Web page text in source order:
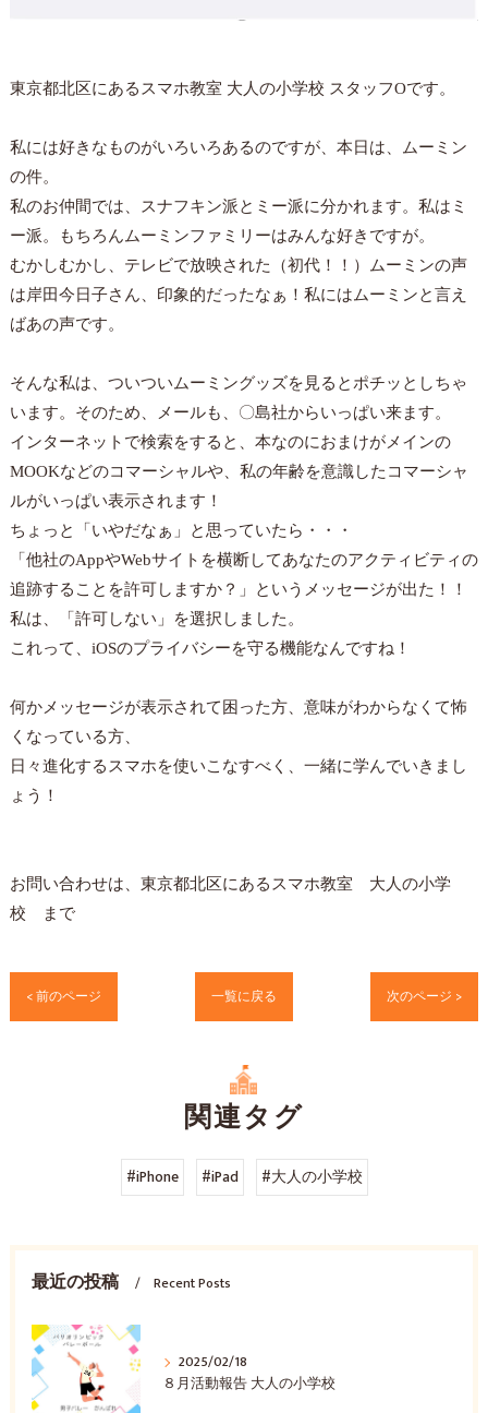
東京都北区にあるスマホ教室 大人の小学校 スタッフOです。
私には好きなものがいろいろあるのですが、本日は、ムーミン
の件。
私のお仲間では、スナフキン派とミー派に分かれます。私はミ
ー派。もちろんムーミンファミリーはみんな好きですが。
むかしむかし、テレビで放映された（初代！！）ムーミンの声
は岸田今日子さん、印象的だったなぁ！私にはムーミンと言え
ばあの声です。
そんな私は、ついついムーミングッズを見るとポチッとしちゃ
います。そのため、メールも、〇島社からいっぱい来ます。
インターネットで検索をすると、本なのにおまけがメインの
MOOKなどのコマーシャルや、私の年齢を意識したコマーシャ
ルがいっぱい表示されます！
ちょっと「いやだなぁ」と思っていたら・・・
「他社のAppやWebサイトを横断してあなたのアクティビティの
追跡することを許可しますか？」というメッセージが出た！！
私は、「許可しない」を選択しました。
これって、iOSのプライバシーを守る機能なんですね！
何かメッセージが表示されて困った方、意味がわからなくて怖
くなっている方、
日々進化するスマホを使いこなすべく、一緒に学んでいきまし
ょう！
お問い合わせは、東京都北区にあるスマホ教室 大人の小学
校 まで
< 前のページ 一覧に戻る 次のページ >
関連タグ
#iPhone #iPad #大人の小学校
最近の投稿 Recent Posts
2025/02/18
８月活動報告 大人の小学校